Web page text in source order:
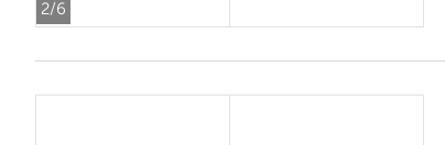
2/6